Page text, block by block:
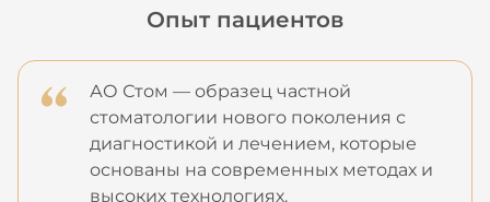
Опыт пациентов
АО Стом — образец частной
стоматологии нового поколения с
диагностикой и лечением, которые
основаны на современных методах и
высоких технологиях.